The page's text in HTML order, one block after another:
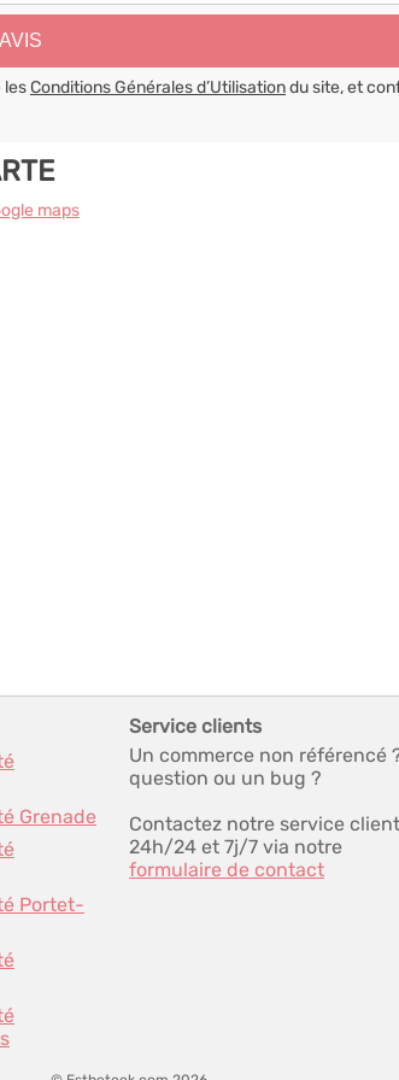
lesConditions Générales d’Utilisationdu site, et
maps
Grenade
Portet-
Service clients
Un commerce non référencé
question ou un bug ?
Contactez notre service client
24h/24 et 7j/7 via notre
formulaire de contact